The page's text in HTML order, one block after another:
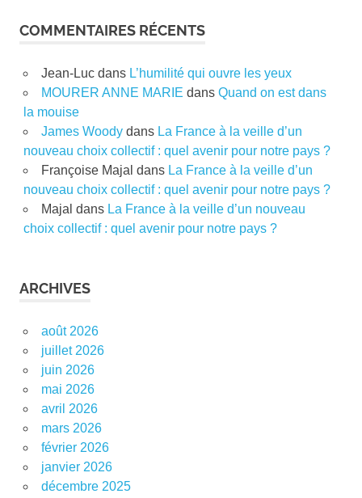
COMMENTAIRES RÉCENTS
Jean-Lucdans L’humilité qui ouvre les yeux
MOURER ANNE MARIE dans Quand on est dans
la mouise
James Woodydans La France à la veille d’un
nouveau choix collectif : quel avenir pour notre pays ?
Françoise Majal dans La France à la veille d’un
nouveau choix collectif : quel avenir pour notre pays ?
Majal dans La France à la veille d’un nouveau
choix collectif : quel avenir pour notre pays ?
ARCHIVES
août 2026
juillet 2026
juin 2026
mai 2026
avril 2026
mars 2026
février 2026
janvier 2026
décembre 2025